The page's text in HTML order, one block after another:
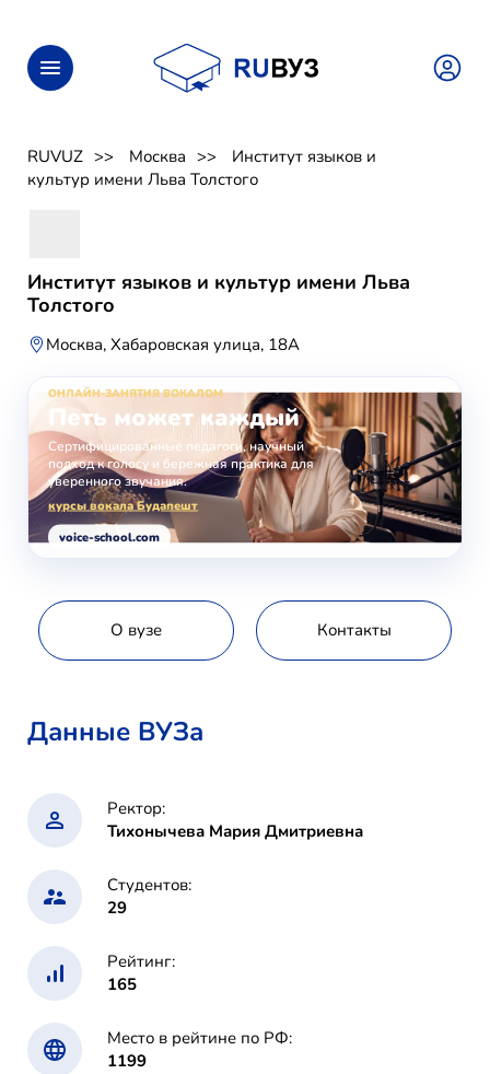
RUVUZ Москва
Институт языков и
культур имени Льва Толстого
Институт языков и культур имени Льва
Толстого
Москва, Хабаровская улица, 18А
ОНЛАЙН-ЗАНЯТИЯ ВОКАЛОМ
Петь может каждый
Сертифицированные педагоги, научный
подход к голосу и бережная практика для
уверенного звучания.
курсы вокала Будапешт
voice-school.com
О вузе Контакты
Данные ВУЗа
Ректор:
Тихонычева Мария Дмитриевна
Студентов:
29
Рейтинг:
165
Место в рейтине по РФ:
1199